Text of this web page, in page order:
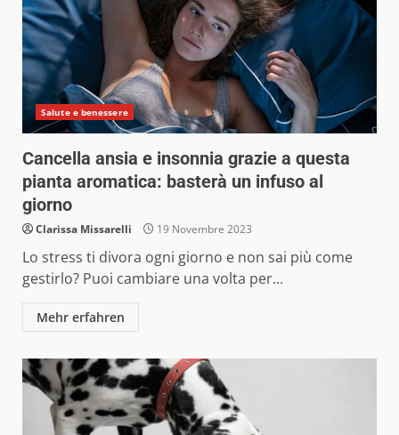
Salute e benessere
Cancella ansia e insonnia grazie a questa
pianta aromatica: basterà un infuso al
giorno
Clarissa Missarelli 19 Novembre 2023
Lo stress ti divora ogni giorno e non sai più come
gestirlo? Puoi cambiare una volta per...
Mehr erfahren